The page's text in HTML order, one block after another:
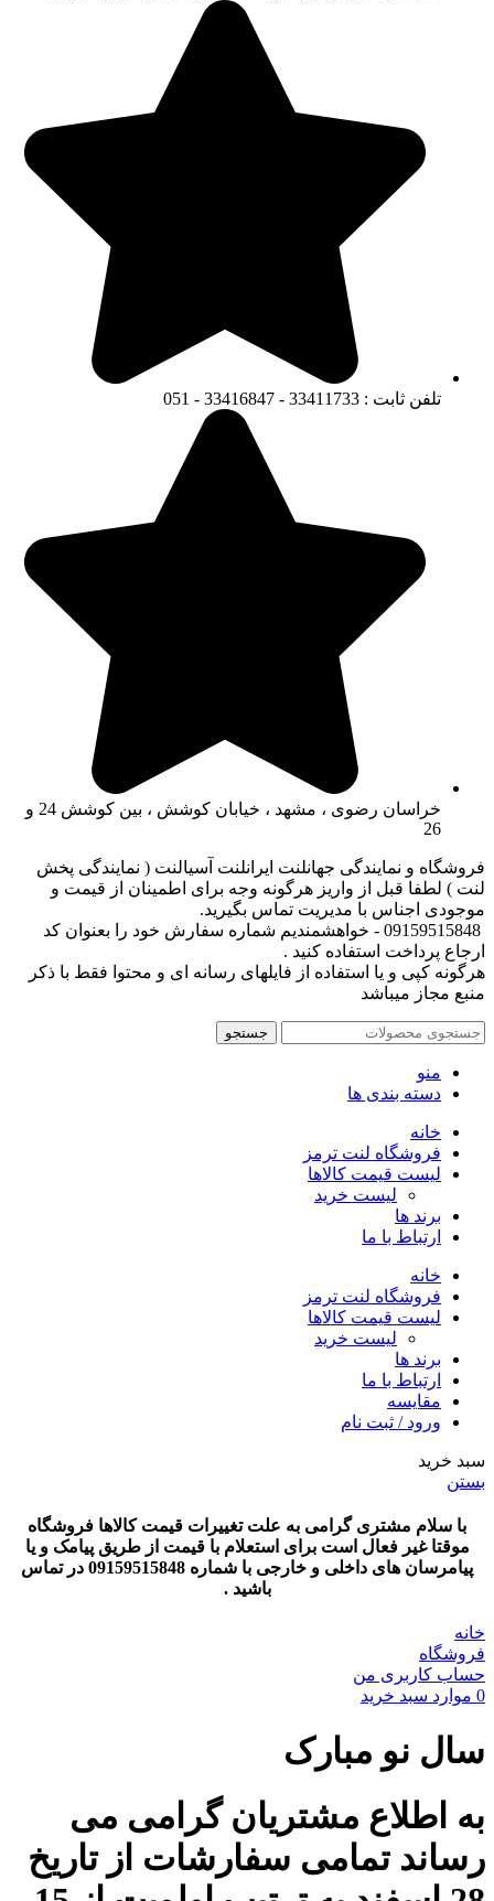
تلفن ثابت : 33411733 - 33416847 - 051
خراسان رضوی ، مشهد ، خیابان کوشش ، بین کوشش 24 و
26
فروشگاه و نمایندگی جهانلنت ایرانلنت آسیالنت ( نمایندگی پخش
لنت ) لطفا قبل از واریز هرگونه وجه برای اطمینان از قیمت و
موجودی اجناس با مدیریت تماس بگیرید.
09159515848 - خواهشمندیم شماره سفارش خود را بعنوان کد
ارجاع پرداخت استفاده کنید .
هرگونه کپی و یا استفاده از فایلهای رسانه ای و محتوا فقط با ذکر
منبع مجاز میباشد
جستجو
منو
دسته بندی ها
خانه
فروشگاه لنت ترمز
لیست قیمت کالاها
لیست خرید
برند ها
ارتباط با ما
خانه
فروشگاه لنت ترمز
لیست قیمت کالاها
لیست خرید
برند ها
ارتباط با ما
مقایسه
ورود / ثبت نام
سبد خرید
بستن
با سلام مشتری گرامی به علت تغییرات قیمت کالاها فروشگاه
موقتا غیر فعال است برای استعلام با قیمت از طریق پیامک و یا
پیامرسان های داخلی و خارجی با شماره 09159515848 در تماس
باشید .
خانه
فروشگاه
حساب کاربری من
0 موارد سبد خرید
سال نو مبارک
به اطلاع مشتریان گرامی می
رساند تمامی سفارشات از تاریخ